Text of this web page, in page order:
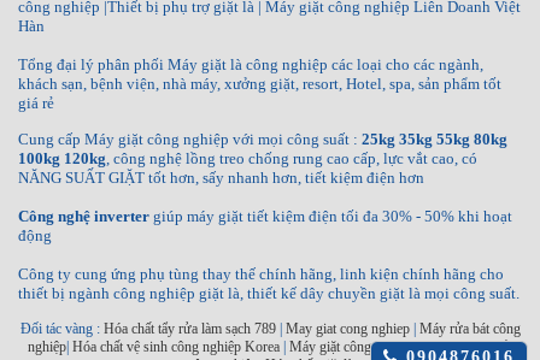
Click
công nghiệp |Thiết bị phụ trợ giặt là | Máy giặt công nghiệp Liên Doanh Việt
Hàn
Tổng đại lý phân phối Máy giặt là công nghiệp các loại cho các ngành,
khách sạn, bệnh viện, nhà máy, xưởng giặt, resort, Hotel, spa, sản phẩm tốt
giá rẻ
Cung cấp Máy giặt công nghiệp với mọi công suất : 25kg 35kg 55kg 80kg
100kg 120kg , công nghệ lồng treo chống rung cao cấp, lực vắt cao, có
NĂNG SUẤT GIẶT tốt hơn, sấy nhanh hơn, tiết kiệm điện hơn
Công nghệ inverter giúp máy giặt tiết kiệm điện tối đa 30% - 50% khi hoạt
động
Công ty cung ứng phụ tùng thay thế chính hãng, linh kiện chính hãng cho
thiết bị ngành công nghiệp giặt là, thiết kế dây chuyền giặt là mọi công suất.
Đối tác vàng : Hóa chất tẩy rửa làm sạch 789| May giat cong nghiep| Máy rửa bát công
nghiệp| Hóa chất vệ sinh công nghiệp Korea| Máy giặt công nghiệp INKO|Máy sấy